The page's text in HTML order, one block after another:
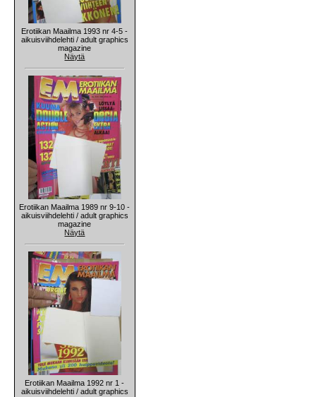
Erotiikan Maailma 1993 nr 4-5 -
aikuisviihdelehti / adult graphics
magazine
Näytä
Erotiikan Maailma 1989 nr 9-10 -
aikuisviihdelehti / adult graphics
magazine
Näytä
Erotiikan Maailma 1992 nr 1 -
aikuisviihdelehti / adult graphics